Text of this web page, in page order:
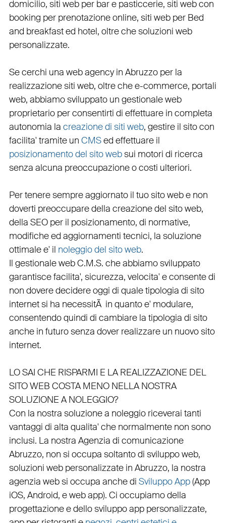
domicilio, siti web per bare pasticcerie, siti web con
booking per prenotazione online, siti web per Bed
and breakfast ed hotel, oltre chesoluzioni web
personalizzate.
Se cerchi una web agency in Abruzzoper la
realizzazione siti web, oltre chee-commerce, portali
web, abbiamo sviluppato un gestionale web
proprietario per consentirti di effettuare in completa
autonomia la creazione di siti web, gestire il sito con
facilita' tramite un CMSed effettuare il
posizionamento del sito websui motori di ricerca
senza alcuna preoccupazione o costi ulteriori.
Per tenere sempre aggiornato il tuo sito web e non
doverti preoccupare della creazione del sito web,
della SEOper il posizionamento, di normative,
modifiche ed aggiornamenti tecnici, la soluzione
ottimale e' il noleggio del sito web.
Il gestionale web C.M.S. che abbiamo sviluppato
garantiscefacilita', sicurezza, velocita' e consente di
non dovere decidere oggi di quale tipologia di sito
internet si ha necessitÃ in quanto e' modulare,
consentendo quindi di cambiare la tipologia di sito
anche in futuro senza dover realizzare un nuovo sito
internet.
LO SAI CHE RISPARMI E LA REALIZZAZIONE DEL
SITO WEB COSTA MENO NELLA NOSTRA
SOLUZIONE A NOLEGGIO?
Con la nostra soluzione a noleggio riceverai tanti
vantaggi di alta qualita' che normalmente non sono
inclusi. La nostra Agenzia di comunicazione
Abruzzo, non si occupa soltanto di sviluppo web,
soluzioni web personalizzate in Abruzzo, la nostra
agenzia websi occupa anche di Sviluppo App(App
iOS, Android, eweb app). Ci occupiamo della
progettazionee dellosviluppo app personalizzate,